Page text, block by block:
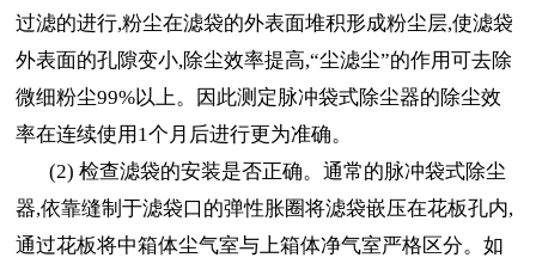
过滤的进行,粉尘在滤袋的外表面堆积形成粉尘层,使滤袋
外表面的孔隙变小,除尘效率提高,“尘滤尘”的作用可去除
微细粉尘99%以上。因此测定脉冲袋式除尘器的除尘效
率在连续使用1个月后进行更为准确。
(2) 检查滤袋的安装是否正确。通常的脉冲袋式除尘
器,依靠缝制于滤袋口的弹性胀圈将滤袋嵌压在花板孔内,
通过花板将中箱体尘气室与上箱体净气室严格区分。如